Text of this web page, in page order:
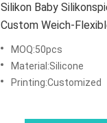
Silikon Baby
Custom Weich-
aus sicherem
die frühe Kindheit
MOQ:50pcs
Material:Silicone
Printing:Customized